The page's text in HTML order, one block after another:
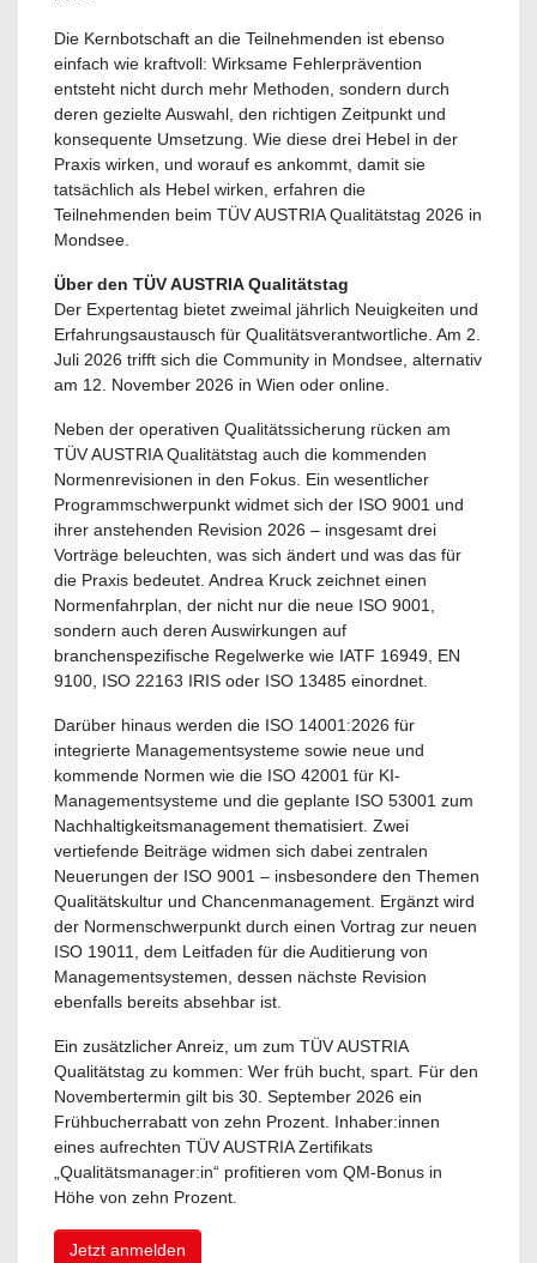
Die Kernbotschaft an die Teilnehmenden ist ebenso
einfach wie kraftvoll: Wirksame Fehlerprävention
entsteht nicht durch mehr Methoden, sondern durch
deren gezielte Auswahl, den richtigen Zeitpunkt und
konsequente Umsetzung. Wie diese drei Hebel in der
Praxis wirken, und worauf es ankommt, damit sie
tatsächlich als Hebel wirken, erfahren die
Teilnehmenden beim TÜV AUSTRIA Qualitätstag 2026 in
Mondsee.
Über den TÜV AUSTRIA Qualitätstag
Der Expertentag bietet zweimal jährlich Neuigkeiten und
Erfahrungsaustausch für Qualitätsverantwortliche. Am 2.
Juli 2026 trifft sich die Community in Mondsee, alternativ
am 12. November 2026 in Wien oder online.
Neben der operativen Qualitätssicherung rücken am
TÜV AUSTRIA Qualitätstag auch die kommenden
Normenrevisionen in den Fokus. Ein wesentlicher
Programmschwerpunkt widmet sich der ISO 9001 und
ihrer anstehenden Revision 2026 – insgesamt drei
Vorträge beleuchten, was sich ändert und was das für
die Praxis bedeutet. Andrea Kruck zeichnet einen
Normenfahrplan, der nicht nur die neue ISO 9001,
sondern auch deren Auswirkungen auf
branchenspezifische Regelwerke wie IATF 16949, EN
9100, ISO 22163 IRIS oder ISO 13485 einordnet.
Darüber hinaus werden die ISO 14001:2026 für
integrierte Managementsysteme sowie neue und
kommende Normen wie die ISO 42001 für KI-
Managementsysteme und die geplante ISO 53001 zum
Nachhaltigkeitsmanagement thematisiert. Zwei
vertiefende Beiträge widmen sich dabei zentralen
Neuerungen der ISO 9001 – insbesondere den Themen
Qualitätskultur und Chancenmanagement. Ergänzt wird
der Normenschwerpunkt durch einen Vortrag zur neuen
ISO 19011, dem Leitfaden für die Auditierung von
Managementsystemen, dessen nächste Revision
ebenfalls bereits absehbar ist.
Ein zusätzlicher Anreiz, um zum TÜV AUSTRIA
Qualitätstag zu kommen: Wer früh bucht, spart. Für den
Novembertermin gilt bis 30. September 2026 ein
Frühbucherrabatt von zehn Prozent. Inhaber:innen
eines aufrechten TÜV AUSTRIA Zertifikats
„Qualitätsmanager:in“ profitieren vom QM-Bonus in
Höhe von zehn Prozent.
Jetzt anmelden